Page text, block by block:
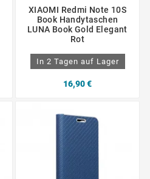
XIAOMI Redmi Note 10S
Book Handytaschen
LUNA Book Gold Elegant
Rot
In 2 Tagen auf Lager
16,90 €